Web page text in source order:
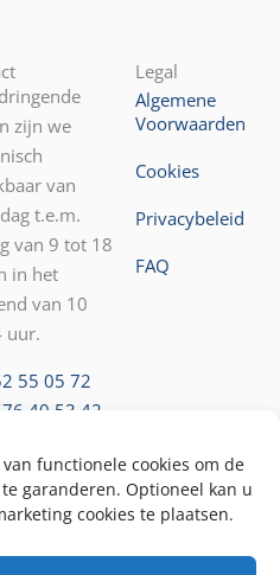
functionele cookies om de
garanderen. Optioneel kan u
cookies te plaatsen.
zijn we
van
t.e.m.
van 9 tot 18
in het
van 10
uur.
55 05 72
40 53 42
kunt u ons
.
Legal
Algemene
Voorwaarden
Cookies
Privacybeleid
FAQ